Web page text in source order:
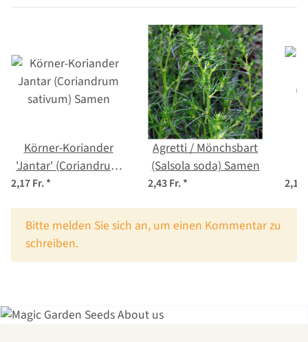
Körner-Koriander
'Jantar' (Coriandrum
sativum) Samen
2,17 Fr.*
Agretti / Mönchsbart
(Salsola soda) Samen
2,43 Fr.* 2,17
x
Bitte melden Sie sich an, um einen Kommentar zu
schreiben.